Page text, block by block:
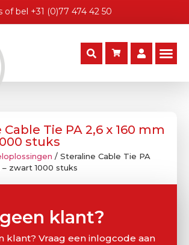
of bel +31 (0)77 474 42 50
Tie PA 2,6 x 160 mm
stuks
/ Steraline Cable Tie PA
– zwart 1000 stuks
klant?
klant? Vraag een inlogcode aan